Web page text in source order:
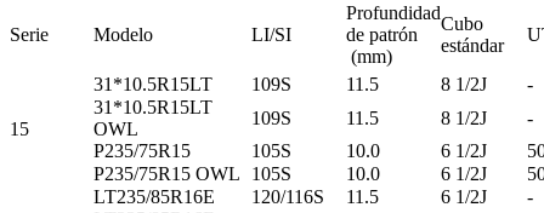
Serie Modelo LI/SI
Profundidad
de patrón
(mm)
Cubo
estándar
15
31*10.5R15LT 109S 11.5 8 1/2J
-
31*10.5R15LT
OWL
109S 11.5 8 1/2J
-
P235/75R15
105S 10.0 6 1/2J
P235/75R15 OWL
105S 10.0 6 1/2J
LT235/85R16E 120/116S 11.5 6 1/2J
-